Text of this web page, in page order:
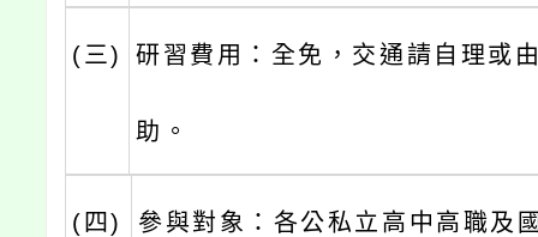
(三) 研習費用：全免，交通請自理或
助。
(四) 參與對象：各公私立高中高職及